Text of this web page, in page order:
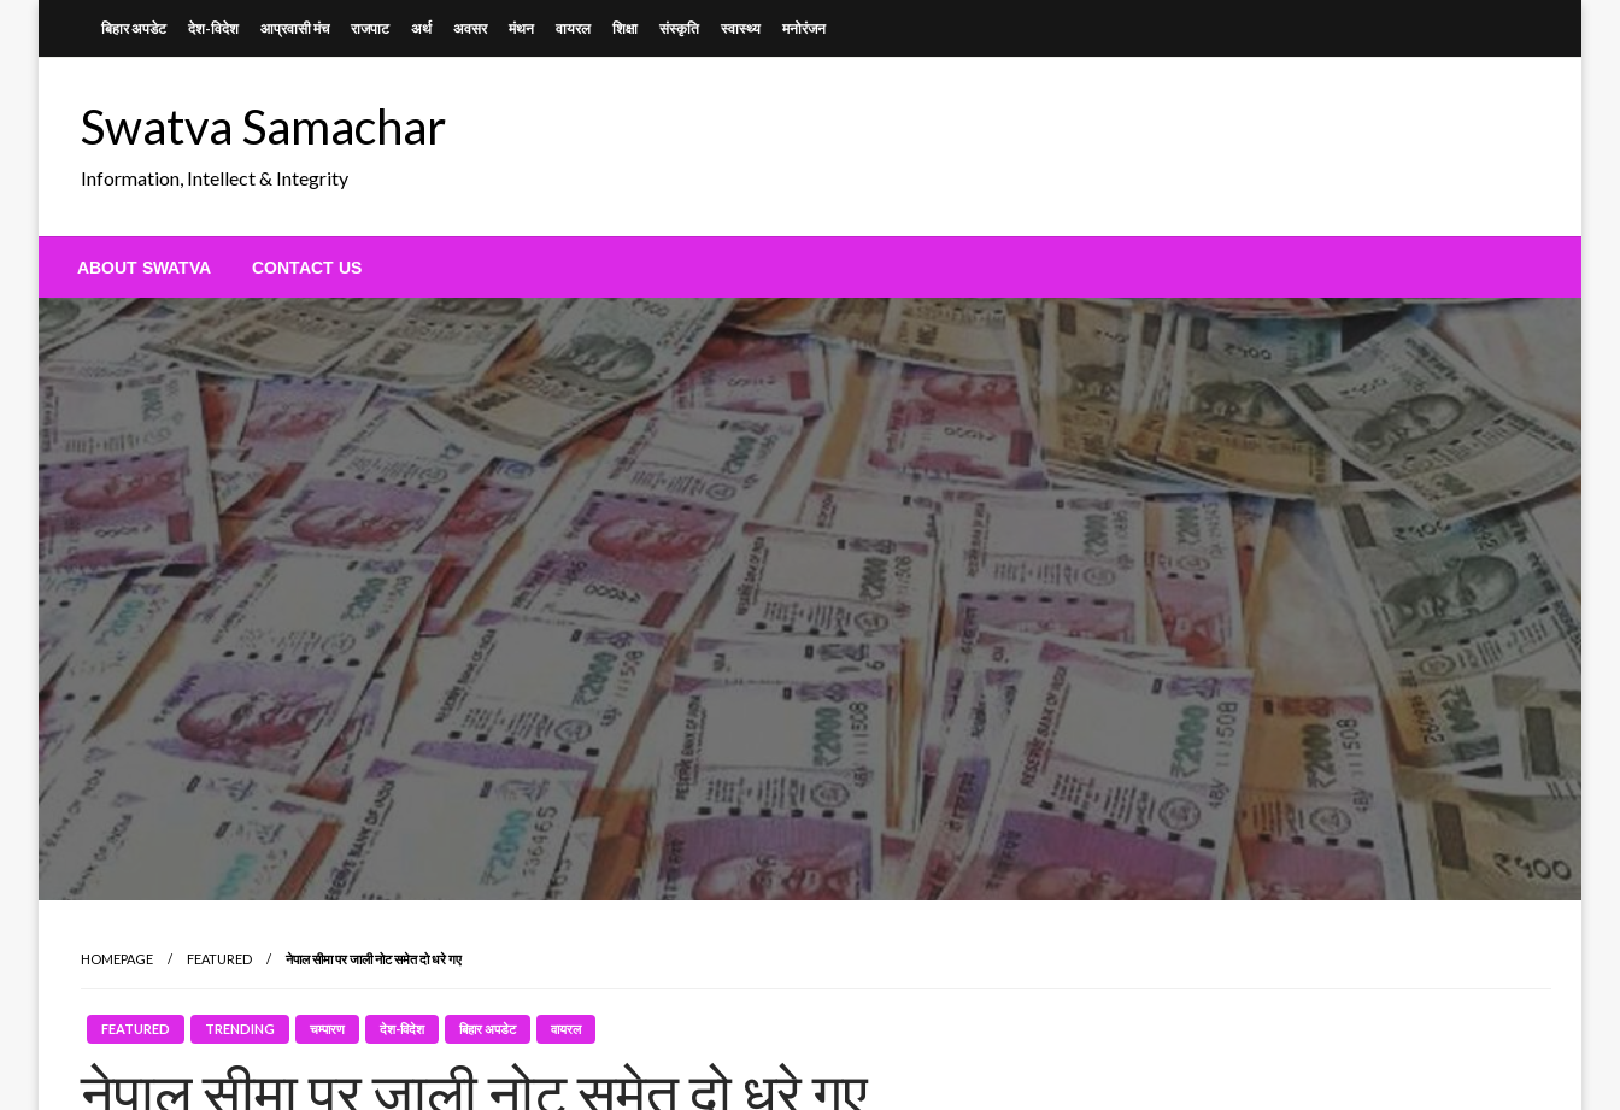
बिहार अपडेट देश-विदेश आप्रवासी मंच राजपाट अर्थ अवसर मंथन वायरल शिक्षा संस्कृति स्वास्थ्य मनोरंजन
Swatva Samachar
Information, Intellect & Integrity
ABOUT SWATVA CONTACT US
HOMEPAGE FEATURED नेपाल सीमा पर जाली नोट समेत दो धरे गए
FEATURED TRENDING चम्पारण देश-विदेश बिहार अपडेट वायरल
नेपाल सीमा पर जाली नोट समेत दो धरे गए